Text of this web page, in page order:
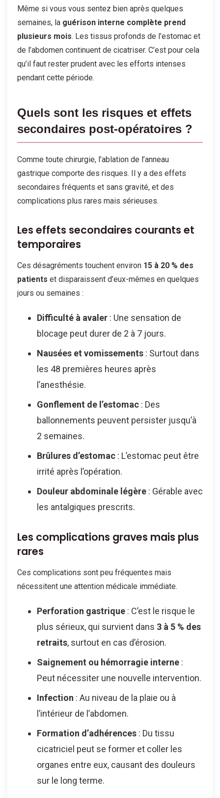
Même si vous vous sentez bien après quelques
semaines, la guérison interne complète prend
plusieurs mois. Les tissus profonds de l’estomac et
de l’abdomen continuent de cicatriser. C’est pour cela
qu’il faut rester prudent avec les efforts intenses
pendant cette période.
Quels sont les risques et effets
secondaires post-opératoires ?
Comme toute chirurgie, l’ablation de l’anneau
gastrique comporte des risques. Il y a des effets
secondaires fréquents et sans gravité, et des
complications plus rares mais sérieuses.
Les effets secondaires courants et
temporaires
Ces désagréments touchent environ 15 à 20 % des
patients et disparaissent d’eux-mêmes en quelques
jours ou semaines :
Difficulté à avaler : Une sensation de
blocage peut durer de 2 à 7 jours.
Nausées et vomissements : Surtout dans
les 48 premières heures après
l’anesthésie.
Gonflement de l’estomac : Des
ballonnements peuvent persister jusqu’à
2 semaines.
Brûlures d’estomac : L’estomac peut être
irrité après l’opération.
Douleur abdominale légère : Gérable avec
les antalgiques prescrits.
Les complications graves mais plus
rares
Ces complications sont peu fréquentes mais
nécessitent une attention médicale immédiate.
Perforation gastrique : C’est le risque le
plus sérieux, qui survient dans 3 à 5 % des
retraits, surtout en cas d’érosion.
Saignement ou hémorragie interne :
Peut nécessiter une nouvelle intervention.
Infection : Au niveau de la plaie ou à
l’intérieur de l’abdomen.
Formation d’adhérences : Du tissu
cicatriciel peut se former et coller les
organes entre eux, causant des douleurs
sur le long terme.